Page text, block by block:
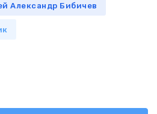
Александр Бибичев